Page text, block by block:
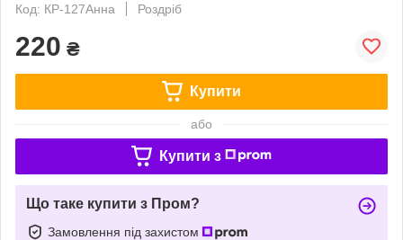
Код: КР-127Анна
Роздріб
220 ₴
Купити
або
Купити з
Що таке купити з Пром?
Замовлення під захистом